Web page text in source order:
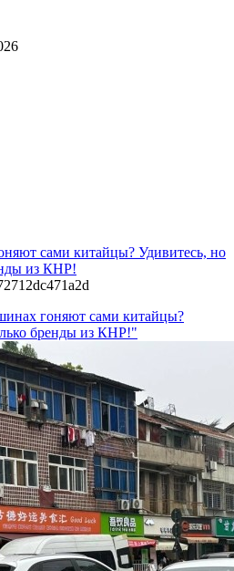
сами китайцы? Удивитесь, но
из КНР!
гоняют сами китайцы?
бренды из КНР!"